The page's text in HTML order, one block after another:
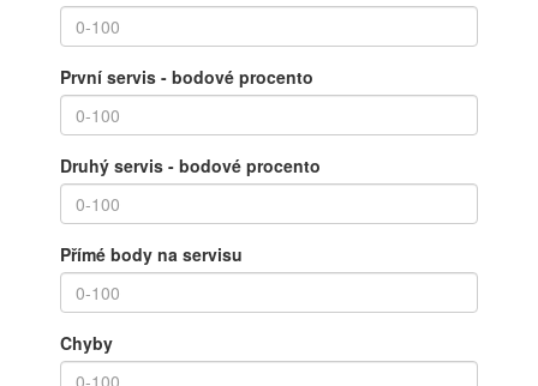
První servis - bodové procento
Druhý servis - bodové procento
Přímé body na servisu
Chyby